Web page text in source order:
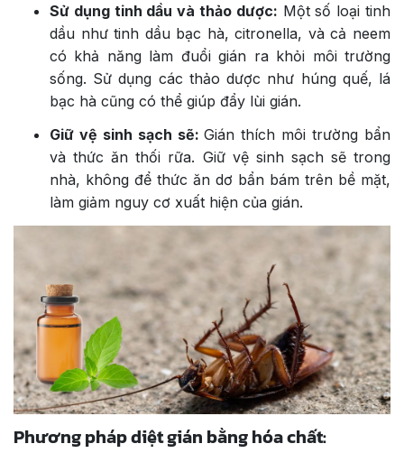
Sử dụng tinh dầu và thảo dược: Một số loại tinh
dầu như tinh dầu bạc hà, citronella, và cả neem
có khả năng làm đuổi gián ra khỏi môi trường
sống. Sử dụng các thảo dược như húng quế, lá
bạc hà cũng có thể giúp đẩy lùi gián.
Giữ vệ sinh sạch sẽ:Gián thích môi trường bẩn
và thức ăn thối rữa. Giữ vệ sinh sạch sẽ trong
nhà, không để thức ăn dơ bẩn bám trên bề mặt,
làm giảm nguy cơ xuất hiện của gián.
Phương pháp diệt gián bằng hóa chất: